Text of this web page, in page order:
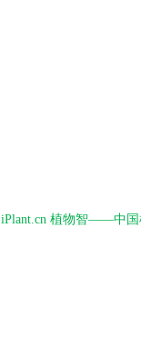
iPlant.cn 植物智——中国